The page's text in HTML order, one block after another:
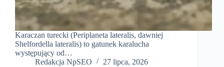
Karaczan turecki (Periplaneta lateralis, dawniej
Shelfordella lateralis) to gatunek karalucha
występujący od…
Redakcja NpSEO
27 lipca, 2026